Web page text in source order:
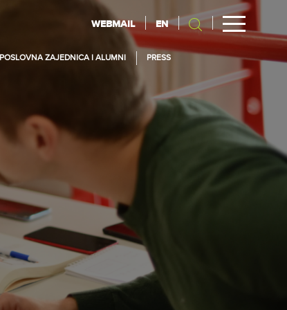
WEBMAIL EN
POSLOVNA ZAJEDNICA I ALUMNI PRESS